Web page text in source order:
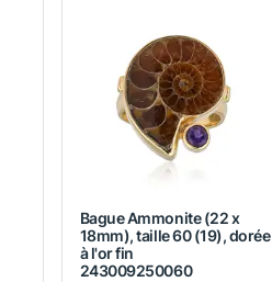
Bague Ammonite (22 x
18mm), taille 60 (19), dorée
à l'or fin
243009250060